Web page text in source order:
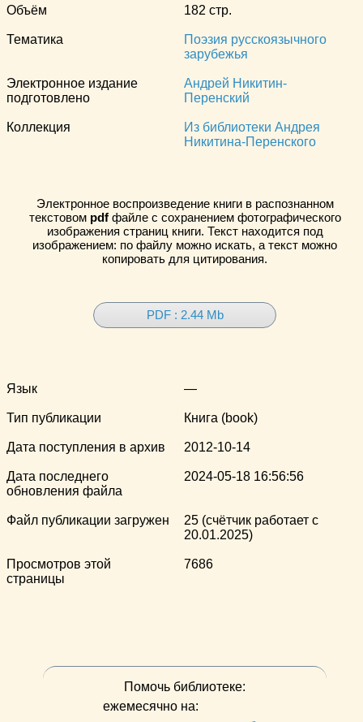
Объём 182 стр.
Тематика
Поэзия русскоязычного
зарубежья
Электронное издание
подготовлено
Андрей Никитин-
Перенский
Коллекция
Из библиотеки Андрея
Никитина-Перенского
Электронное воспроизведение книги в распознанном
текстовом pdfфайле с сохранением фотографического
изображения страниц книги. Текст находится под
изображением: по файлу можно искать, а текст можно
копировать для цитирования.
PDF : 2.44 Mb
Язык —
Тип публикации Книга (book)
Дата поступления в архив 2012-10-14
Дата последнего
обновления файла
2024-05-18 16:56:56
Файл публикации загружен
25 (счётчик работает с
20.01.2025)
Просмотров этой
страницы
7686
Помочь библиотеке:
ежемесячно на: